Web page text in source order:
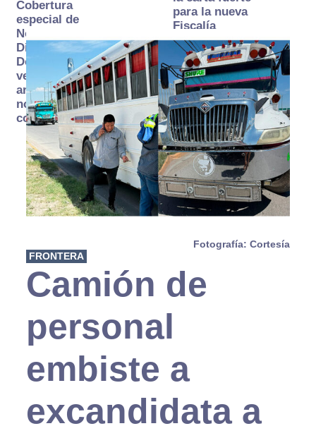
Cobertura
especial de
Norte
Digital:
Donde la
verdad
arde… pero
no se
consume
para la nueva
Fiscalía
autónoma
Fotografía: Cortesía
FRONTERA
Camión de
personal
embiste a
excandidata a